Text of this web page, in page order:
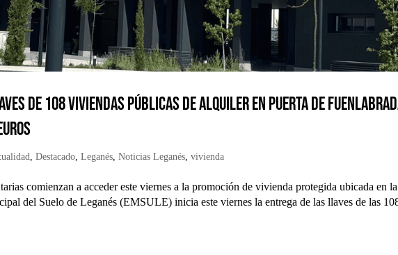
de 108 viviendas públicas de alquiler en Puerta de
,Destacado,Leganés,Noticias Leganés,vivienda
comienzan a acceder este viernes a la promoción de vivienda protegida ubicada en la
del Suelo de Leganés (EMSULE) inicia este viernes la entrega de las llaves de las